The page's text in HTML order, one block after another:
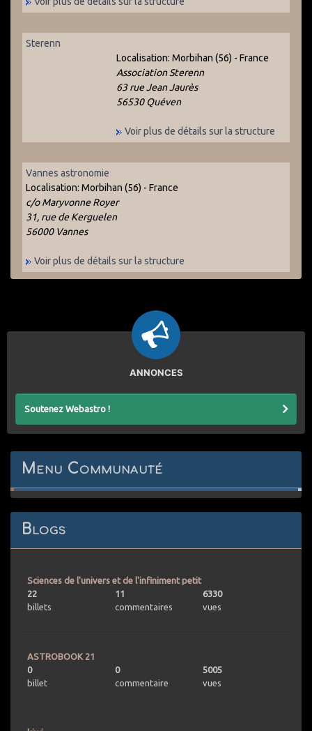
Sterenn
Localisation: Morbihan (56) - France
Association Sterenn
63 rue Jean Jaurès
56530 Quéven
Voir plus de détails sur la structure
Vannes astronomie
Localisation: Morbihan (56) - France
c/o Maryvonne Royer
31, rue de Kerguelen
56000 Vannes
Voir plus de détails sur la structure
ANNONCES
Soutenez Webastro !
Menu Communauté
Blogs
Sciences de l'univers et de l'infiniment petit
22
billets
11
commentaires
6330
vues
ASTROBOOK 21
0
billet
0
commentaire
5005
vues